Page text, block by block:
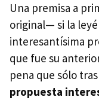
Una premisa a
original— si la
interesantísima
que fue su
pena que sólo
propuesta